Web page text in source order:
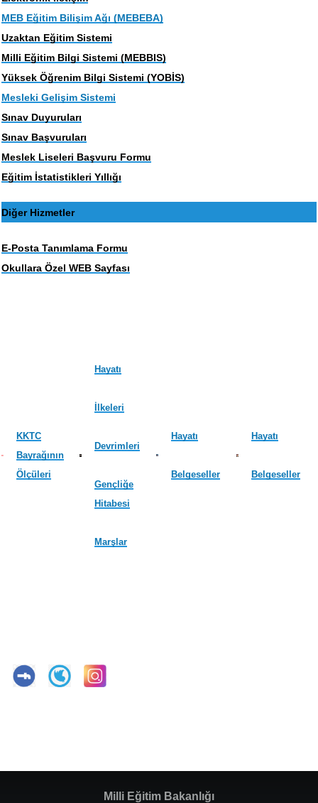
MEB Eğitim Bilişim Ağı (MEBEBA)
Uzaktan Eğitim Sistemi
Milli Eğitim Bilgi Sistemi (MEBBIS)
Yüksek Öğrenim Bilgi Sistemi (YOBİS)
Mesleki Gelişim Sistemi
Sınav Duyuruları
Sınav Başvuruları
Meslek Liseleri Başvuru Formu
Eğitim İstatistikleri Yıllığı
Diğer Hizmetler
E-Posta Tanımlama Formu
Okullara Özel WEB Sayfası
KKTC
Bayrağının
Ölçüleri
Hayatı
İlkeleri
Devrimleri
Gençliğe
Hitabesi
Marşlar
Hayatı
Belgeseller
Hayatı
Belgeseller
Milli Eğitim Bakanlığı